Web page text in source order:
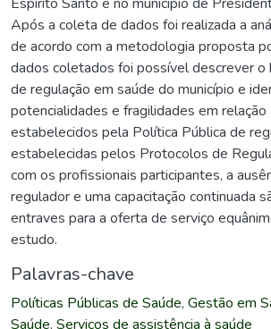
Após a coleta de dados foi realizada a
de acordo com a metodologia proposta
dados coletados foi possível descrever o
de regulação em saúde do município e
potencialidades e fragilidades em relação
estabelecidos pela Política Pública de
estabelecidas pelos Protocolos de
com os profissionais participantes, a
regulador e uma capacitação continuada
entraves para a oferta de serviço
estudo.
Palavras-chave
Políticas Públicas de Saúde, Gestão em
Saúde, Serviços de assistência à saúde